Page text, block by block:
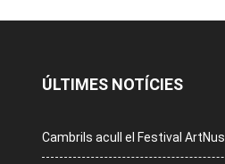
ÚLTIMES NOTÍCIES
Cambrils acull el Festival ArtNus